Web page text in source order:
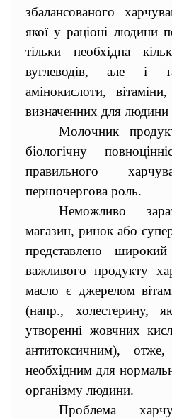
збалансованого
якої у раціоні людини
тільки необхідна
вуглеводів, але і
амінокислоти,
визначенних для людини
Молочник
біологічну
правильного
першочергова роль.
Неможливо
магазин, ринок або
представлено
важливого продукту
масло є джерелом
(напр., холестерину,
утворенні жовчних
антитоксичним),
необхідним для
організму людини.
Проблема